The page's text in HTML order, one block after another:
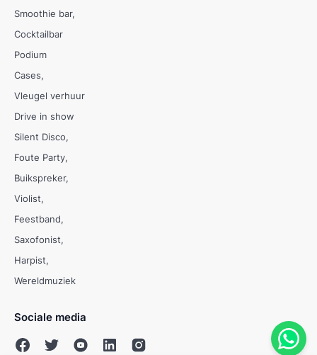
Smoothie bar
Cocktailbar
Podium
Cases
Vleugel verhuur
Drive in show
Silent Disco
Foute Party
Buikspreker
Violist
Feestband
Saxofonist
Harpist
Wereldmuziek
Sociale media